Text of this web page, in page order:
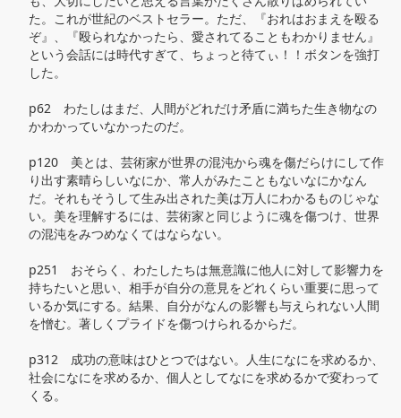
た。これが世紀のベストセラー。ただ、『おれはおまえを殴る
ぞ』、『殴られなかったら、愛されてることもわかりません』
という会話には時代すぎて、ちょっと待てぃ！！ボタンを強打
した。
p62　わたしはまだ、人間がどれだけ矛盾に満ちた生き物なの
かわかっていなかったのだ。
p120　美とは、芸術家が世界の混沌から魂を傷だらけにして作
り出す素晴らしいなにか、常人がみたこともないなにかなん
だ。それもそうして生み出された美は万人にわかるものじゃな
い。美を理解するには、芸術家と同じように魂を傷つけ、世界
の混沌をみつめなくてはならない。
p251　おそらく、わたしたちは無意識に他人に対して影響力を
持ちたいと思い、相手が自分の意見をどれくらい重要に思って
いるか気にする。結果、自分がなんの影響も与えられない人間
を憎む。著しくプライドを傷つけられるからだ。
p312　成功の意味はひとつではない。人生になにを求めるか、
社会になにを求めるか、個人としてなにを求めるかで変わって
くる。